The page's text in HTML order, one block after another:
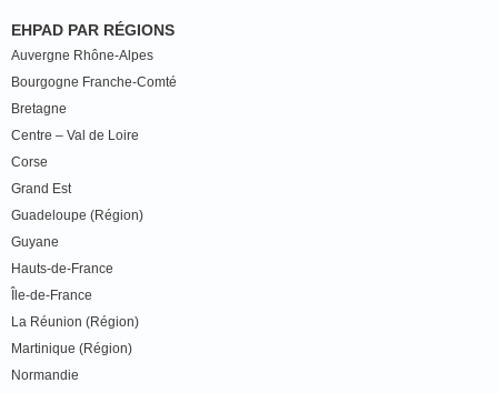
EHPAD PAR RÉGIONS
Auvergne Rhône-Alpes
Bourgogne Franche-Comté
Bretagne
Centre – Val de Loire
Corse
Grand Est
Guadeloupe (Région)
Guyane
Hauts-de-France
Île-de-France
La Réunion (Région)
Martinique (Région)
Normandie